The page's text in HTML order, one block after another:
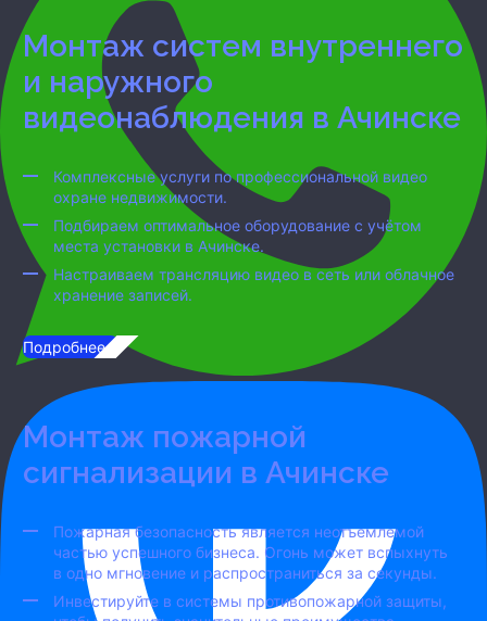
Монтаж систем внутреннего
и наружного
видеонаблюдения в Ачинске
Комплексные услуги по профессиональной видео
охране недвижимости.
Подбираем оптимальное оборудование с учётом
места установки в Ачинске.
Настраиваем трансляцию видео в сеть или облачное
хранение записей.
Подробнее...
Монтаж пожарной
сигнализации в Ачинске
Пожарная безопасность является неотъемлемой
частью успешного бизнеса. Огонь может вспыхнуть
в одно мгновение и распространиться за секунды.
Инвестируйте в системы противопожарной защиты,